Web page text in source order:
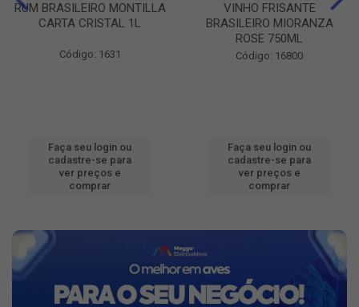
RUM BRASILEIRO MONTILLA
CARTA CRISTAL 1L
Código: 1631
Faça seu login ou
cadastre-se para
ver preços e
comprar
VINHO FRISANTE
BRASILEIRO MIORANZA
ROSE 750ML
Código: 16800
Faça seu login ou
cadastre-se para
ver preços e
comprar